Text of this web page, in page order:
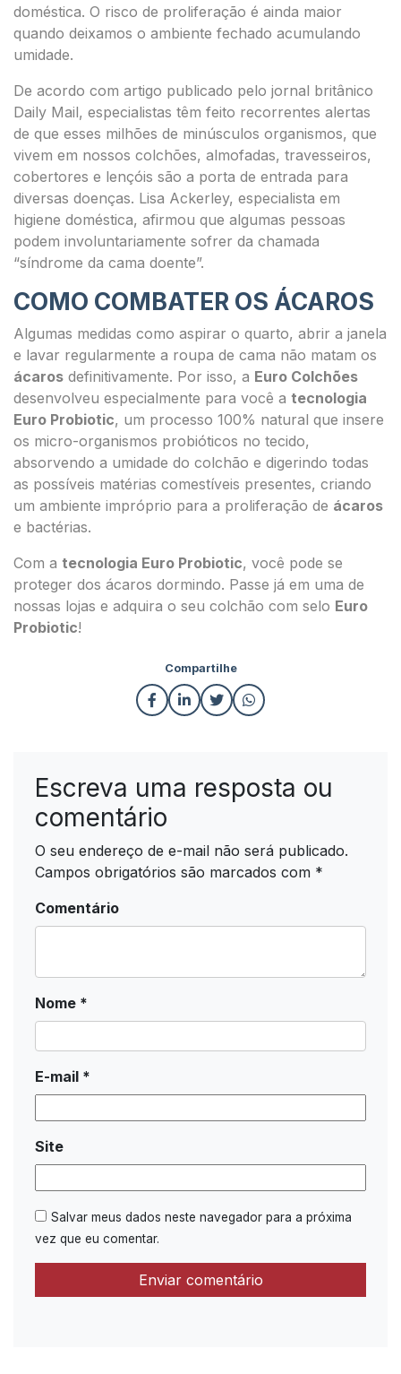
doméstica. O risco de proliferação é ainda maior
quando deixamos o ambiente fechado acumulando
umidade.
De acordo com artigo publicado pelo jornal britânico
Daily Mail, especialistas têm feito recorrentes alertas
de que esses milhões de minúsculos organismos, que
vivem em nossos colchões, almofadas, travesseiros,
cobertores e lençóis são a porta de entrada para
diversas doenças. Lisa Ackerley, especialista em
higiene doméstica, afirmou que algumas pessoas
podem involuntariamente sofrer da chamada
“síndrome da cama doente”.
COMO COMBATER OS ÁCAROS
Algumas medidas como aspirar o quarto, abrir a janela
e lavar regularmente a roupa de cama não matam os
ácaros definitivamente. Por isso, a Euro Colchões
desenvolveu especialmente para você a tecnologia
Euro Probiotic, um processo 100% natural que insere
os micro-organismos probióticos no tecido,
absorvendo a umidade do colchão e digerindo todas
as possíveis matérias comestíveis presentes, criando
um ambiente impróprio para a proliferação de ácaros
e bactérias.
Com a tecnologia Euro Probiotic, você pode se
proteger dos ácaros dormindo. Passe já em uma de
nossas lojas e adquira o seu colchão com selo Euro
Probiotic!
Compartilhe
Escreva uma resposta ou
comentário
O seu endereço de e-mail não será publicado.
Campos obrigatórios são marcados com *
Comentário
Nome *
E-mail *
Site
Salvar meus dados neste navegador para a próxima
vez que eu comentar.